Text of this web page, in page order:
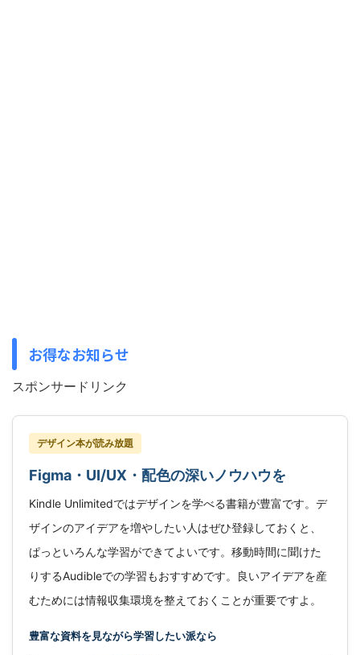
お得なお知らせ
スポンサードリンク
デザイン本が読み放題
Figma・UI/UX・配色の深いノウハウを
Kindle Unlimitedではデザインを学べる書籍が豊富です。デ
ザインのアイデアを増やしたい人はぜひ登録しておくと、
ぱっといろんな学習ができてよいです。移動時間に聞けた
りするAudibleでの学習もおすすめです。良いアイデアを産
むためには情報収集環境を整えておくことが重要ですよ。
豊富な資料を見ながら学習したい派なら